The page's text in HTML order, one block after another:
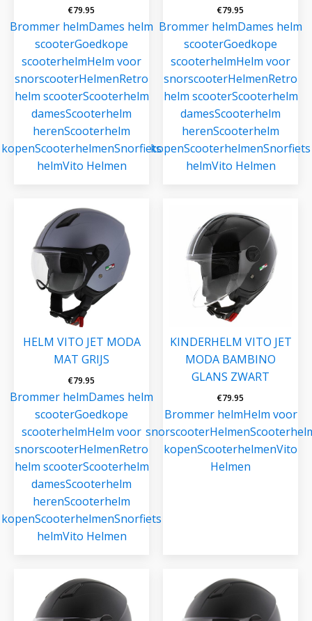
€79.95
Brommer helmDames helm
scooterGoedkope
scooterhelmHelm voor
snorscooterHelmenRetro
helm scooterScooterhelm
damesScooterhelm
herenScooterhelm
kopenScooterhelmenSnorfiets
helmVito Helmen
€79.95
Brommer helmDames helm
scooterGoedkope
scooterhelmHelm voor
snorscooterHelmenRetro
helm scooterScooterhelm
damesScooterhelm
herenScooterhelm
kopenScooterhelmenSnorfiets
helmVito Helmen
HELM VITO JET MODA
MAT GRIJS
€79.95
Brommer helmDames helm
scooterGoedkope
scooterhelmHelm voor
snorscooterHelmenRetro
helm scooterScooterhelm
damesScooterhelm
herenScooterhelm
kopenScooterhelmenSnorfiets
helmVito Helmen
KINDERHELM VITO JET
MODA BAMBINO
GLANS ZWART
€79.95
Brommer helmHelm voor
snorscooterHelmen
kopenScooterhelmenVito
Helmen